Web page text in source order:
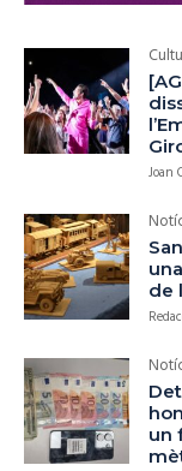
Joan
de
un